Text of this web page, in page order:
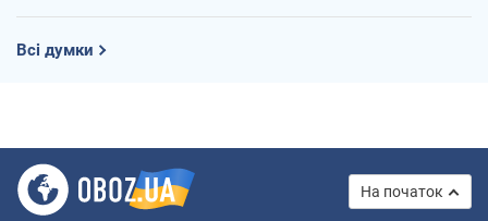
Всі думки
На початок